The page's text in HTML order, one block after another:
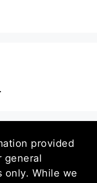
provided
general
only. While we